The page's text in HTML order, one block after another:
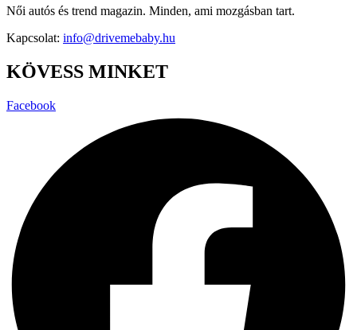
Női autós és trend magazin. Minden, ami mozgásban tart.
Kapcsolat: info@drivemebaby.hu
KÖVESS MINKET
Facebook